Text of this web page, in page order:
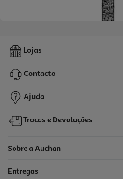
Capa Dbramante1928 Ms Icon Iphone
34,99 €
Lojas
Contacto
Ajuda
Trocas e Devoluções
Sobre a Auchan
Entregas